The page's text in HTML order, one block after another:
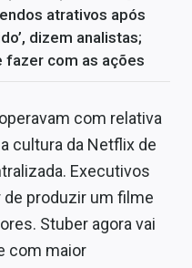
atrativos após
dizem analistas;
fazer com as ações
com relativa
cultura da Netflix de
Executivos
produzir um filme
Stuber agora vai
com maior